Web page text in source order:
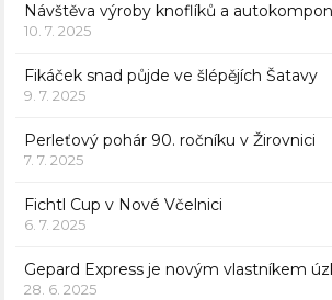
Návštěva výroby knoflíků a
10. 7. 2025
Fikáček snad půjde ve šlépějích Šatavy
9. 7. 2025
Perleťový pohár 90. ročníku v Žirovnici
7. 7. 2025
Fichtl Cup v Nové Včelnici
6. 7. 2025
Gepard Express je novým vlastníkem
28. 6. 2025